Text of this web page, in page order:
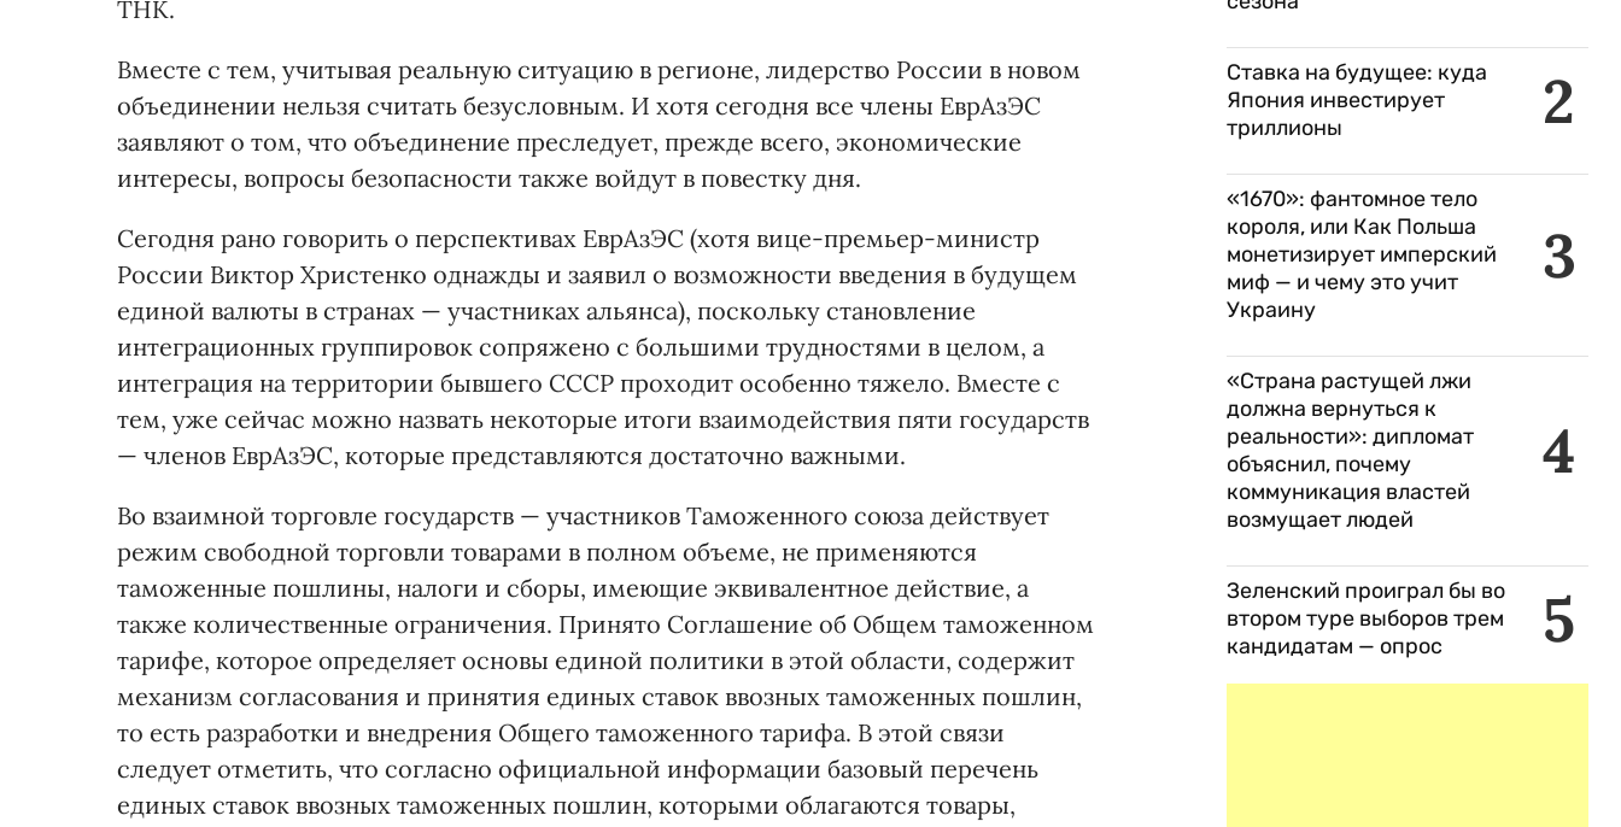
ТНК.
Вместе с тем, учитывая реальную ситуацию в регионе, лидерство России в новом
объединении нельзя считать безусловным. И хотя сегодня все члены ЕврАзЭС
заявляют о том, что объединение преследует, прежде всего, экономические
интересы, вопросы безопасности также войдут в повестку дня.
Сегодня рано говорить о перспективах ЕврАзЭС (хотя вице-премьер-министр
России Виктор Христенко однажды и заявил о возможности введения в будущем
единой валюты в странах — участниках альянса), поскольку становление
интеграционных группировок сопряжено с большими трудностями в целом, а
интеграция на территории бывшего СССР проходит особенно тяжело. Вместе с
тем, уже сейчас можно назвать некоторые итоги взаимодействия пяти государств
— членов ЕврАзЭС, которые представляются достаточно важными.
Во взаимной торговле государств — участников Таможенного союза действует
режим свободной торговли товарами в полном объеме, не применяются
таможенные пошлины, налоги и сборы, имеющие эквивалентное действие, а
также количественные ограничения. Принято Соглашение об Общем таможенном
тарифе, которое определяет основы единой политики в этой области, содержит
механизм согласования и принятия единых ставок ввозных таможенных пошлин,
то есть разработки и внедрения Общего таможенного тарифа. В этой связи
следует отметить, что согласно официальной информации базовый перечень
единых ставок ввозных таможенных пошлин, которыми облагаются товары,
2
Ставка на будущее: куда
Япония инвестирует
триллионы
3
«1670»: фантомное тело
короля, или Как Польша
монетизирует имперский
миф — и чему это учит
Украину
4
«Страна растущей лжи
должна вернуться к
реальности»: дипломат
объяснил, почему
коммуникация властей
возмущает людей
5
Зеленский проиграл бы во
втором туре выборов трем
кандидатам — опрос